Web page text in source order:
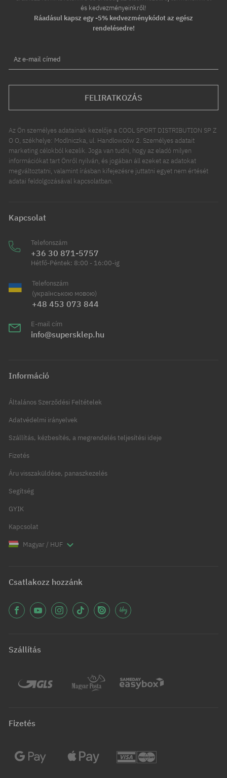
és kedvezményeinkről!
Ráadásul kapsz egy -5% kedvezménykódot az egész
rendelésedre!
Az e-mail címed
FELIRATKOZÁS
Az Ön személyes adatainak kezelője a COOL SPORT DISTRIBUTION SP Z
O O, székhelye: Modlniczka, ul. Handlowców 2. Személyes adatait
marketing célokból kezelik. Joga van tudni, hogy az eladó milyen
információkat tart Önről nyilván, és jogában áll ezeket az adatokat
megváltoztatni, valamint írásban kifejezésre juttatni egyet nem értését
adatai feldolgozásával kapcsolatban.
Kapcsolat
Telefonszám
+36 30 871-5757
Hétfő-Péntek: 8:00 - 16:00-ig
Telefonszám
(українською мовою)
+48 453 073 844
E-mail cím
info@supersklep.hu
Információ
Általános Szerződési Feltételek
Adatvédelmi irányelvek
Szállítás, kézbesítés, a megrendelés teljesítési ideje
Fizetés
Áru visszaküldése, panaszkezelés
Segítség
GYIK
Kapcsolat
Magyar / HUF
Csatlakozz hozzánk
Szállítás
Fizetés